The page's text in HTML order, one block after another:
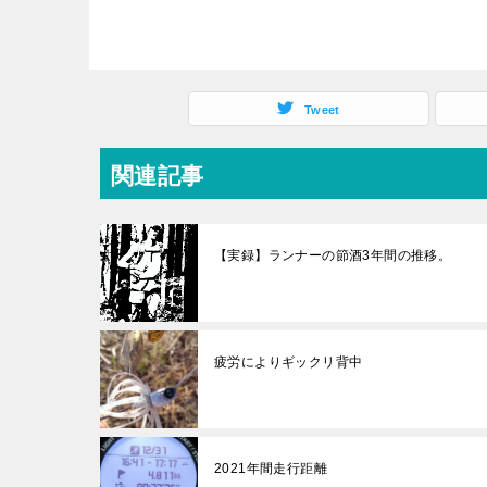
Tweet
関連記事
【実録】ランナーの節酒3年間の推移。
疲労によりギックリ背中
2021年間走行距離